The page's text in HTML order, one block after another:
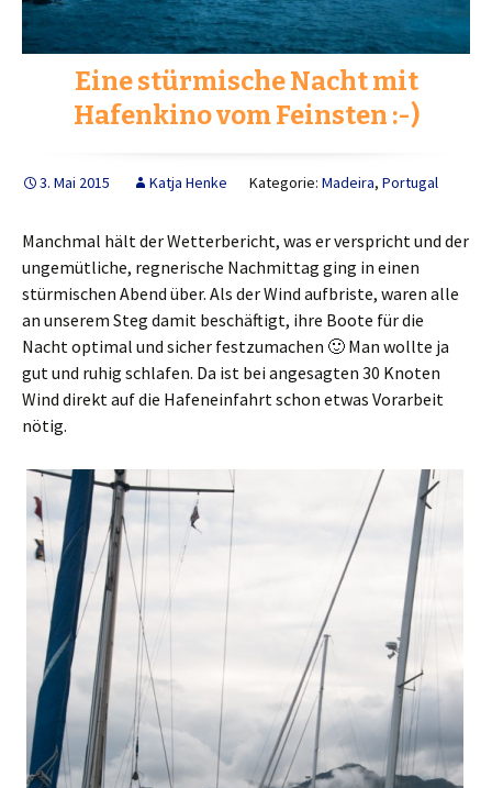
Eine stürmische Nacht mit
Hafenkino vom Feinsten :-)
3. Mai 2015 Katja Henke Kategorie: Madeira, Portugal
Manchmal hält der Wetterbericht, was er verspricht und der
ungemütliche, regnerische Nachmittag ging in einen
stürmischen Abend über. Als der Wind aufbriste, waren alle
an unserem Steg damit beschäftigt, ihre Boote für die
Nacht optimal und sicher festzumachen 🙂 Man wollte ja
gut und ruhig schlafen. Da ist bei angesagten 30 Knoten
Wind direkt auf die Hafeneinfahrt schon etwas Vorarbeit
nötig.